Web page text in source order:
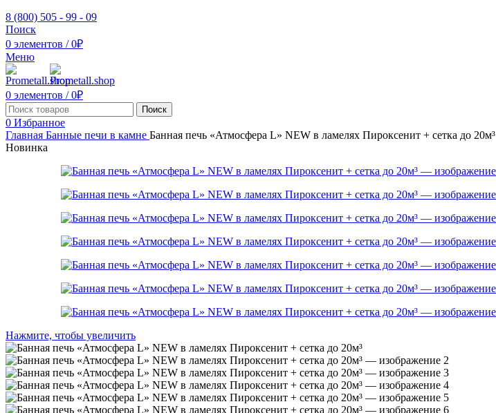
8 (800) 505 - 99 - 09
Поиск
0 элементов / 0₽
Меню
0 элементов / 0₽
Поиск
0 Избранное
Главная Банные печи в камне Банная печь «Атмосфера L» NEW в ламелях Пироксенит + сетка до 20м³
Новинка
Нажмите, чтобы увеличить